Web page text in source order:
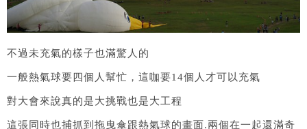
不過未充氣的樣子也滿驚人的
一般熱氣球要四個人幫忙，這咖要14個人才可以充氣
對大會來說真的是大挑戰也是大工程
這張同時也捕抓到拖曳傘跟熱氣球的畫面.兩個在一起還滿奇